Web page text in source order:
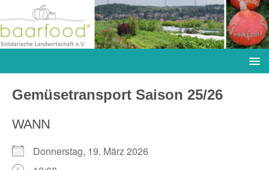
Gemüsetransport Saison 25/26
WANN
Donnerstag, 19. März 2026